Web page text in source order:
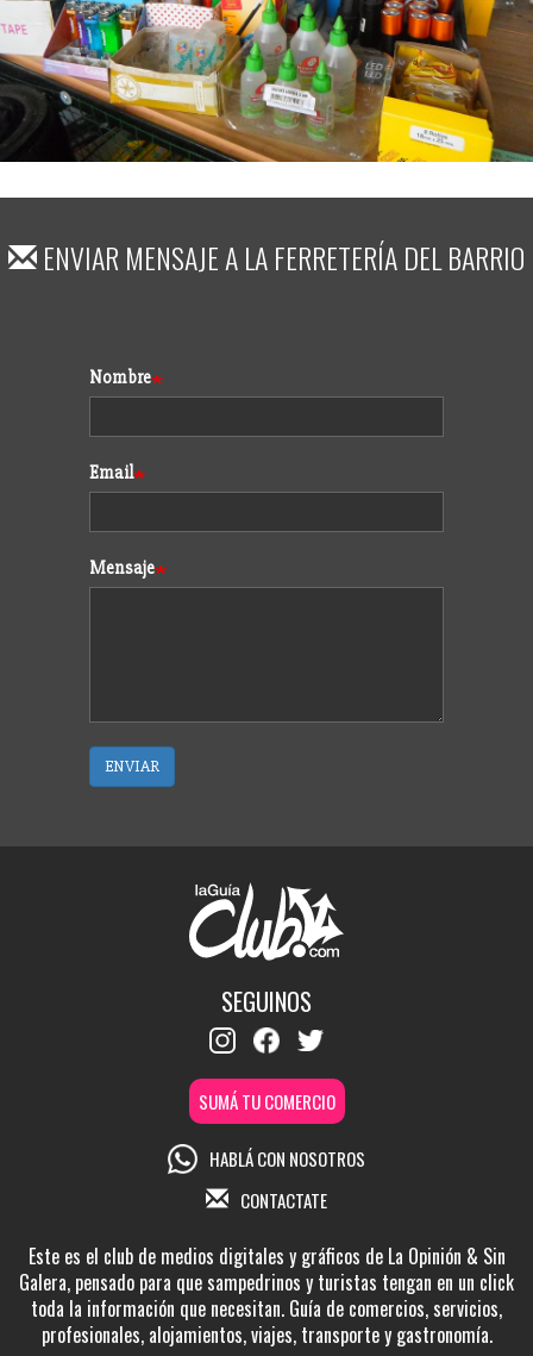
ENVIAR MENSAJE ALA FERRETERÍA DEL BARRIO
Formulario
Nombre
Email
Mensaje
ENVIAR
SEGUINOS
SUMÁ TU COMERCIO
HABLÁ CON NOSOTROS
CONTACTATE
Este es el club de medios digitales y gráficos de La Opinión & Sin
Galera, pensado para que sampedrinos y turistas tengan en un click
toda la información que necesitan. Guía de comercios, servicios,
profesionales, alojamientos, viajes, transporte y gastronomía.